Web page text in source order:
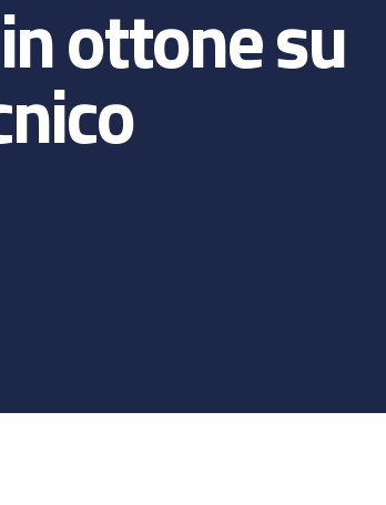
ottone su